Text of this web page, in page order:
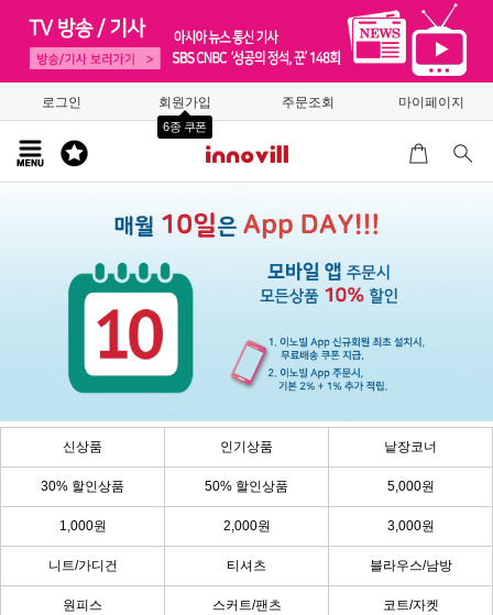
로그인 회원가입
6종 쿠폰
주문조회 마이페이지
신상품 인기상품 낱장코너
30% 할인상품 50% 할인상품 5,000원
1,000원 2,000원 3,000원
니트/가디건 티셔츠 블라우스/남방
원피스 스커트/팬츠 코트/자켓